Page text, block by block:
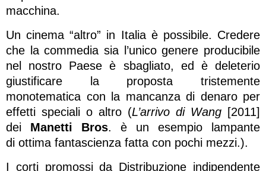
macchina.
Un cinema “altro” in Italia è possibile. Credere
che la commedia sia l’unico genere producibile
nel nostro Paese è sbagliato, ed è deleterio
giustificare la proposta tristemente
monotematica con la mancanza di denaro per
effetti speciali o altro (L’arrivo di Wang [2011]
dei Manetti Bros. è un esempio lampante
di ottima fantascienza fatta con pochi mezzi.).
I corti promossi da Distribuzione indipendente